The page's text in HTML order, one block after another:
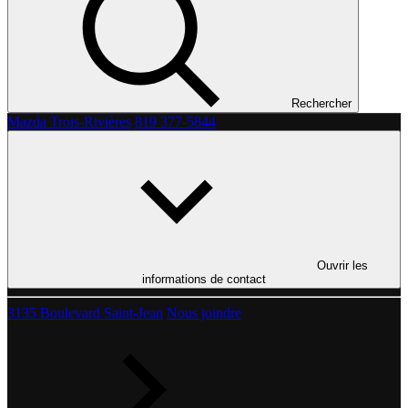
Rechercher
Mazda Trois-Rivières 819 377-5844
Ouvrir les
informations de contact
3135 Boulevard Saint-Jean Nous joindre